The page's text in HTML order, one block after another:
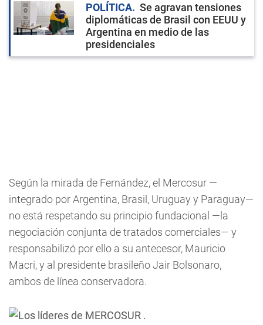
POLÍTICA
Se agravan tensiones
diplomáticas de Brasil con EEUU y
Argentina en medio de las
presidenciales
Según la mirada de Fernández, el Mercosur —
integrado por Argentina, Brasil, Uruguay y Paraguay—
no está respetando su principio fundacional —la
negociación conjunta de tratados comerciales— y
responsabilizó por ello a su antecesor, Mauricio
Macri, y al presidente brasileño Jair Bolsonaro,
ambos de línea conservadora.